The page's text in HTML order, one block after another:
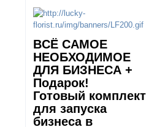
ВCЁ САМОЕ
НЕОБХОДИМОЕ
ДЛЯ БИЗНЕСА +
Подарок!
Готовый комплект
для запуска
бизнеса в